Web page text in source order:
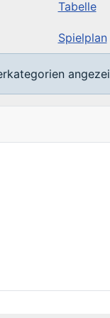
Tabelle
Spielplan